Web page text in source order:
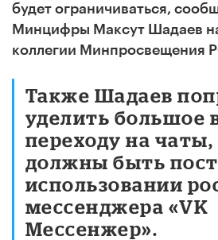
будет ограничиваться,
Минцифры Максут Шадаев
коллегии Минпросвещения
Также Шадаев
уделить большое
переходу на
должны быть
использовании
мессенджера «VK
Мессенжер».